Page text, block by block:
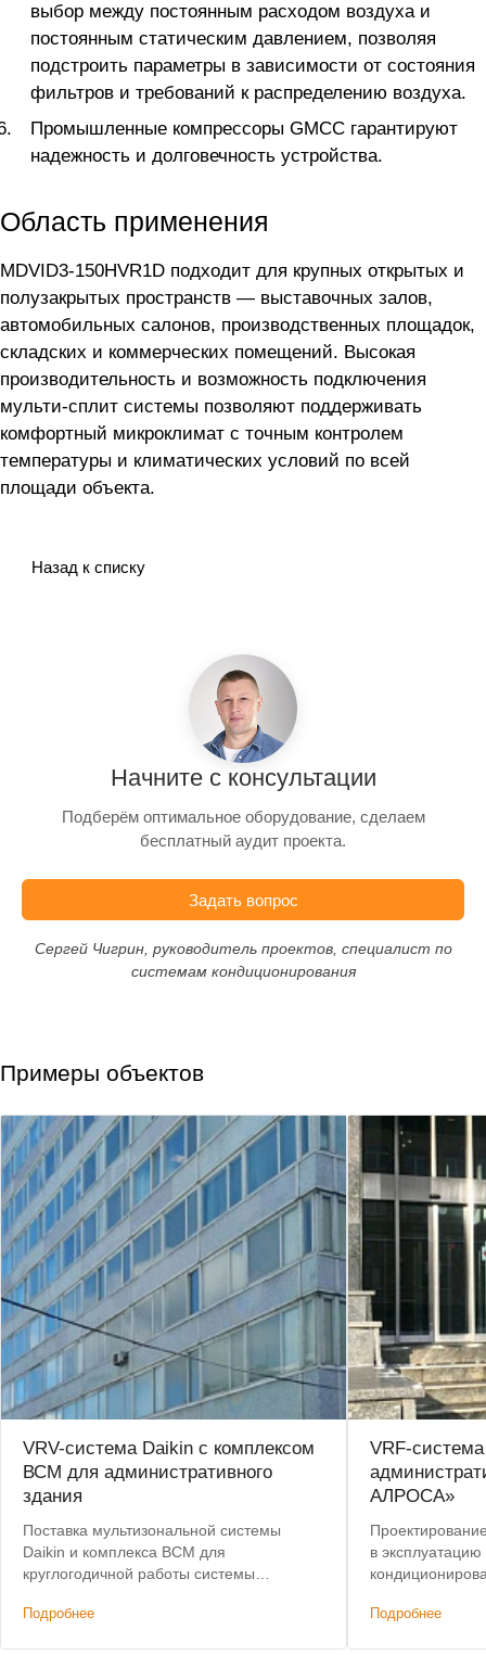
выбор между постоянным расходом воздуха и
постоянным статическим давлением, позволяя
подстроить параметры в зависимости от состояния
фильтров и требований к распределению воздуха.
Промышленные компрессоры GMCC гарантируют
надежность и долговечность устройства.
Область применения
MDVID3-150HVR1D подходит для крупных открытых и
полузакрытых пространств — выставочных залов,
автомобильных салонов, производственных площадок,
складских и коммерческих помещений. Высокая
производительность и возможность подключения
мульти-сплит системы позволяют поддерживать
комфортный микроклимат с точным контролем
температуры и климатических условий по всей
площади объекта.
Назад к списку
Начните с консультации
Подберём оптимальное оборудование, сделаем
бесплатный аудит проекта.
Задать вопрос
Сергей Чигрин, руководитель проектов, специалист по
системам кондиционирования
Примеры объектов
VRV-система Daikin с комплексом
ВСМ для административного
здания
Поставка мультизональной системы
Daikin и комплекса ВСМ для
круглогодичной работы системы
Подробнее
VRF-
АЛРОСА»
в
Подробнее